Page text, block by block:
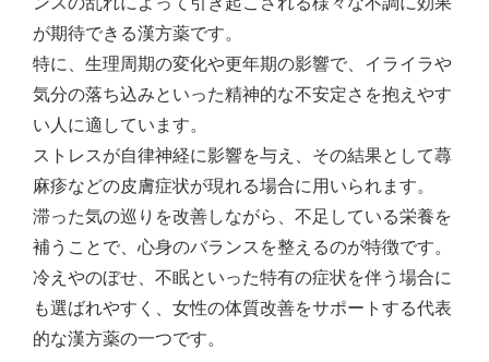
が期待できる漢方薬です。
特に、生理周期の変化や更年期の影響で、イライラや
気分の落ち込みといった精神的な不安定さを抱えやす
い人に適しています。
ストレスが自律神経に影響を与え、その結果として蕁
麻疹などの皮膚症状が現れる場合に用いられます。
滞った気の巡りを改善しながら、不足している栄養を
補うことで、心身のバランスを整えるのが特徴です。
冷えやのぼせ、不眠といった特有の症状を伴う場合に
も選ばれやすく、女性の体質改善をサポートする代表
的な漢方薬の一つです。